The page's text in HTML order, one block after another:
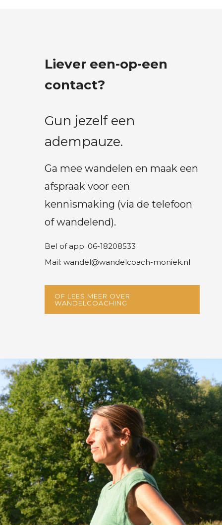
Liever een-op-een
contact?
Gun jezelf een
adempauze.
Ga mee wandelen en maak een
afspraak voor een
kennismaking (via de telefoon
of wandelend).
Bel of app: 06-18208533
Mail: wandel@wandelcoach-moniek.nl
OF LEES MEER OVER
WANDELCOACHING